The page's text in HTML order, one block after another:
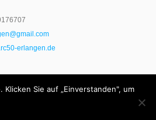
erlangen.de
Sie auf „Einverstanden", um